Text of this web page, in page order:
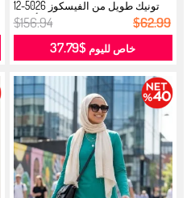
تونيك طويل من الفيسكوز 5026-12
أرجو...
$156.94 $62.99
خاص لليوم $37.79